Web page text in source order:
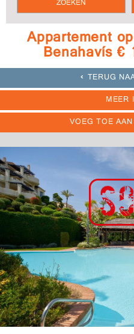
Appartement
Benahavís
TERUG
MEER
VOEG TOE